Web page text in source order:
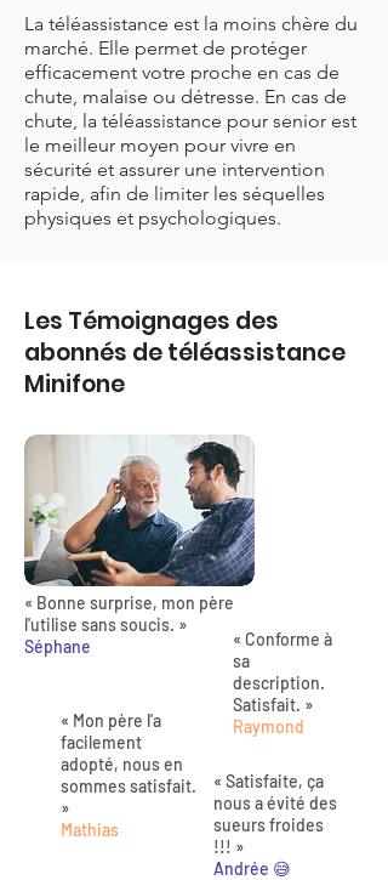
La téléassistance est la moins chère du
marché. Elle permet de protéger
efficacement votre proche en cas de
chute, malaise ou détresse. En cas de
chute, la téléassistance pour senior est
le meilleur moyen pour vivre en
sécurité et assurer une intervention
rapide, afin de limiter les séquelles
physiques et psychologiques.
Les Témoignages des
abonnés de téléassistance
Minifone
« Bonne surprise, mon père
l'utilise sans soucis. »
Séphane
« Mon père l'a
facilement
adopté, nous en
sommes satisfait.
»
Mathias
« Conforme à
sa
description.
Satisfait. »
Raymond
« Satisfaite, ça
nous a évité des
sueurs froides
!!! »
Andrée 😅